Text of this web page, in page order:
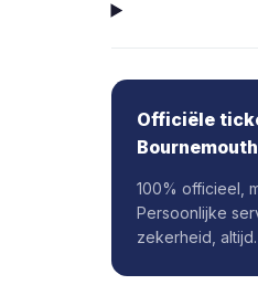
Officiële
Bournemouth
100% officieel,
Persoonlijke
zekerheid, altijd.